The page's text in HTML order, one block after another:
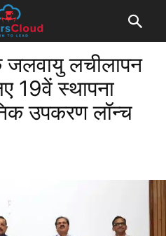
लचीलापन
19वें स्थापना
उपकरण लॉन्च